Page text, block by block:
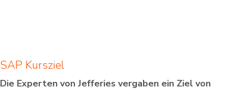
SAP Kursziel
Die Experten von Jefferies vergaben ein Ziel von